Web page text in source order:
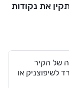
את נקודות
של הקיר
לשיפוצניק או